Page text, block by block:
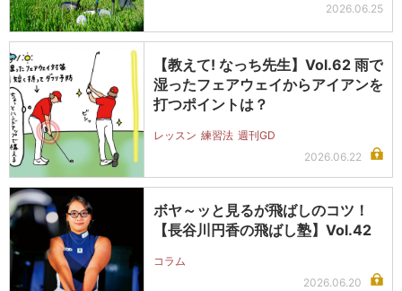
2026.06.25
【教えて! なっち先生】Vol.62 雨で
湿ったフェアウェイからアイアンを
打つポイントは？
レッスン 練習法 週刊GD
2026.06.22
ボヤ～ッと見るが飛ばしのコツ！
【長谷川円香の飛ばし塾】Vol.42
コラム
2026.06.20